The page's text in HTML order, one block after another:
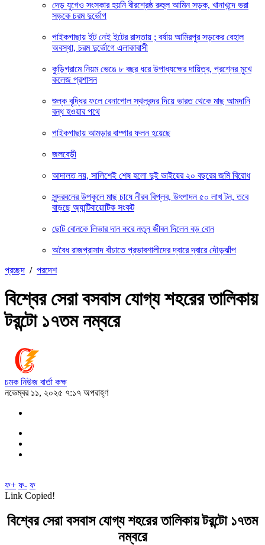
দেড় যুগেও সংস্কার হয়নি বীরশ্রেষ্ঠ রুহুল আমিন সড়ক, খানাখন্দে ভরা
সড়কে চরম দুর্ভোগ
পাইকগাছায় ইট নেই ইটের রাস্তায় ; বর্ষায় আমিরপুর সড়কের বেহাল
অবস্থা, চরম দুর্ভোগে এলাকাবাসী
কুড়িগ্রামে নিয়ম ভেঙে ৮ বছর ধরে উপাধ্যক্ষের দায়িত্ব, প্রশ্নের মুখে
কলেজ প্রশাসন
শুল্ক বৃদ্ধির ফলে বেনাপোল স্থলবন্দর দিয়ে ভারত থেকে মাছ আমদানি
বন্ধ হওয়ার পথে
পাইকগাছায় আমড়ার বাম্পার ফলন হয়েছে
জলবেড়ী
আদালত নয়, সালিশেই শেষ হলো দুই ভাইয়ের ২০ বছরের জমি বিরোধ
সুন্দরবনের উপকূলে মাছ চাষে নীরব বিপ্লব, উৎপাদন ৫০ লাখ টন, তবে
বাড়ছে অ্যান্টিবায়োটিক সংকট
ছোট বোনকে লিভার দান করে নতুন জীবন দিলেন বড় বোন
অবৈধ রাজপ্রাসাদ বাঁচাতে প্রভাবশালীদের দ্বারে দ্বারে দৌড়ঝাঁপ
প্রচ্ছদ / পরদেশ
বিশ্বের সেরা বসবাস যোগ্য শহরের তালিকায়
টরন্টো ১৭তম নম্বরে
চমক নিউজ বার্তা কক্ষ
নভেম্বর ১১, ২০২৫ ৭:১৭ অপরাহ্ণ
ফ+ ফ- ফ
Link Copied!
বিশ্বের সেরা বসবাস যোগ্য শহরের তালিকায় টরন্টো ১৭তম
নম্বরে